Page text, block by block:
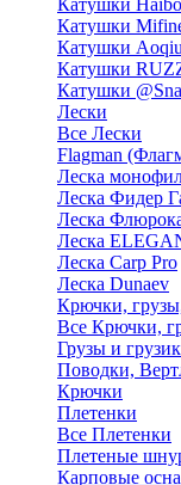
Катушки Haibo
Катушки
Катушки
Катушки
Катушки
Лески
Все Лески
Flagman
Леска
Леска Фидер
Леска
Леска
Леска Carp Pro
Леска Dunaev
Крючки,
Все Крючки,
Грузы и
Поводки,
Крючки
Плетенки
Все Плетенки
Плетеные
Карповые